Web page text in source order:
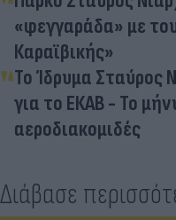
«φεγγαράδα» με
Καραϊβικής»
Το Ίδρυμα Σταύρος
για το ΕΚΑΒ - Το
αεροδιακομιδές
Διάβασε